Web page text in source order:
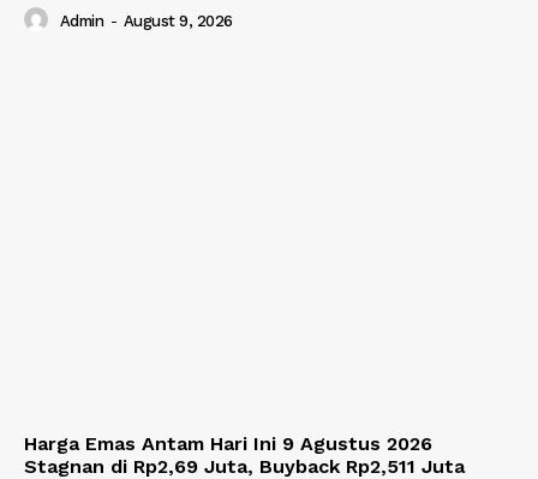
Admin - August 9, 2026
Harga Emas Antam Hari Ini 9 Agustus 2026
Stagnan di Rp2,69 Juta, Buyback Rp2,511 Juta